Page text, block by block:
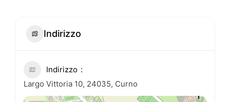
Indirizzo
Indirizzo
Largo Vittoria 10, 24035, Curno